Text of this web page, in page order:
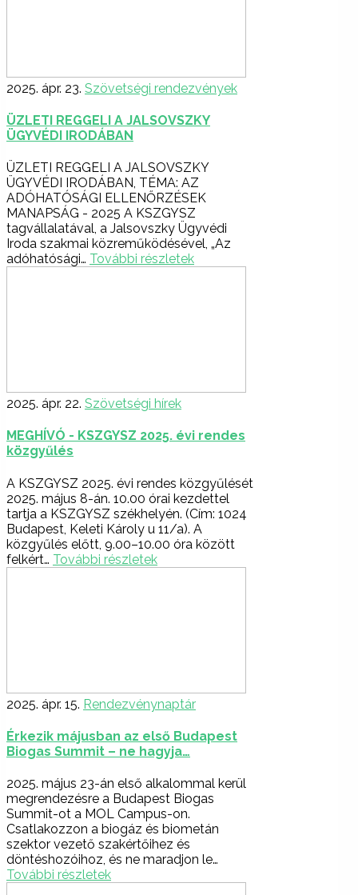
2025. ápr. 23. Szövetségi rendezvények
ÜZLETI REGGELI A JALSOVSZKY
ÜGYVÉDI IRODÁBAN
ÜZLETI REGGELI A JALSOVSZKY
ÜGYVÉDI IRODÁBAN, TÉMA: AZ
ADÓHATÓSÁGI ELLENŐRZÉSEK
MANAPSÁG - 2025 A KSZGYSZ
tagvállalatával, a Jalsovszky Ügyvédi
Iroda szakmai közreműködésével, „Az
adóhatósági… További részletek
2025. ápr. 22. Szövetségi hírek
MEGHÍVÓ - KSZGYSZ 2025. évi rendes
közgyűlés
A KSZGYSZ 2025. évi rendes közgyűlését
2025. május 8-án. 10.00 órai kezdettel
tartja a KSZGYSZ székhelyén. (Cím: 1024
Budapest, Keleti Károly u 11/a). A
közgyűlés előtt, 9.00–10.00 óra között
felkért… További részletek
2025. ápr. 15. Rendezvénynaptár
Érkezik májusban az első Budapest
Biogas Summit – ne hagyja…
2025. május 23-án első alkalommal kerül
megrendezésre a Budapest Biogas
Summit-ot a MOL Campus-on.
Csatlakozzon a biogáz és biometán
szektor vezető szakértőihez és
döntéshozóihoz, és ne maradjon le…
További részletek